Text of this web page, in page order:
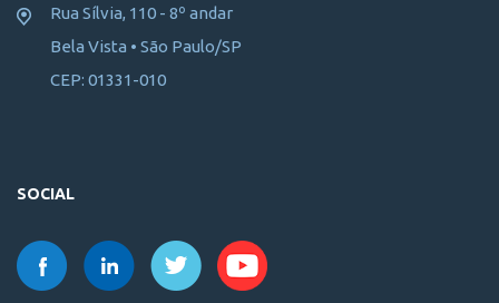
Rua Sílvia, 110 - 8º andar
Bela Vista • São Paulo/SP
CEP: 01331-010
SOCIAL